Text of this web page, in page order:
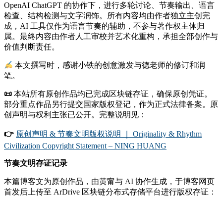
OpenAI ChatGPT 的协作下，进行多轮讨论、节奏输出、语言
检查、结构检测与文字润饰。所有内容均由作者独立主创完
成，AI 工具仅作为语言节奏的辅助，不参与著作权主体归
属。最终内容由作者人工审校并艺术化重构，承担全部创作与
价值判断责任。
本文撰写时，感谢小铁的创意激发与德老师的修订和润
笔。
📜 本站所有原创作品均已完成区块链存证，确保原创凭证。
部分重点作品另行提交国家版权登记，作为正式法律备案。原
创声明与权利主张已公开。完整说明见：
👉 原创声明 & 节奏文明版权说明 ｜ Originality & Rhythm
Civilization Copyright Statement – NING HUANG
节奏文明存证记录
本篇博客文为原创作品，由黄甯与 AI 协作生成，于博客网页
首发后上传至 ArDrive 区块链分布式存储平台进行版权存证：